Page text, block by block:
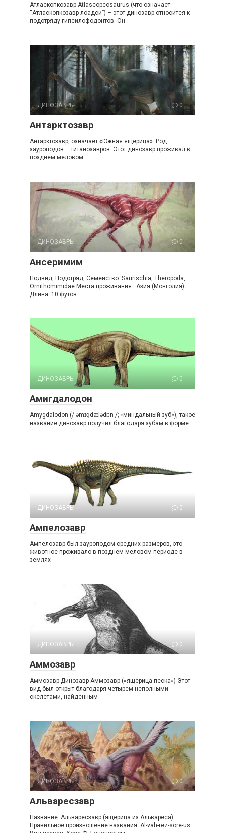
Атласкопкозавр Atlascopcosaurus (что означает
“Атласкопкозавр лоадси”) – этот динозавр относится к
подотряду гипсилофодонтов. Он
ДИНОЗАВРЫ 0
Антарктозавр
Антарктозавр, означает «Южная ящерица». Род
зауроподов – титанозавров. Этот динозавр проживал в
позднем меловом
ДИНОЗАВРЫ 0
Ансеримим
Подвид, Подотряд, Семейство: Saurischia, Theropoda,
Ornithomimidae Места проживания : Азия (Монголия)
Длина: 10 футов
ДИНОЗАВРЫ 0
Амигдалодон
Amygdalodon (/ əmɪɡdælədɒn /; «миндальный зуб»), такое
название динозавр получил благодаря зубам в форме
ДИНОЗАВРЫ 0
Ампелозавр
Ампелозавр был зауроподом средних размеров, это
животное проживало в позднем меловом периоде в
землях
ДИНОЗАВРЫ 0
Аммозавр
Аммозавр Динозавр Аммозавр («ящерица песка») Этот
вид был открыт благодаря четырем неполными
скелетами, найденным
ДИНОЗАВРЫ 0
Альваресзавр
Название: Альваресзавр (ящерица из Альвареса).
Правильное произношение названия: Al-vah-rez-sore-us.